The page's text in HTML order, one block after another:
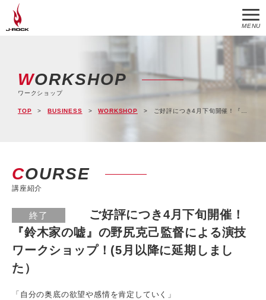
MENU
WORKSHOP
ワークショップ
TOP BUSINESS WORKSHOP ご好評につき4月下旬開催！『鈴木家の嘘』の野尻克己監督による演技ワークショップ！(5月以降に延期しました）
COURSE
講座紹介
終了
ご好評につき4月下旬開催！
『鈴木家の嘘』の野尻克己監督による演技
ワークショップ！(5月以降に延期しまし
た）
「自分の奥底の欲望や感情を肯定していく」